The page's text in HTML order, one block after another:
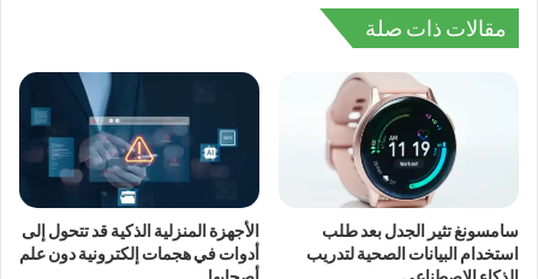
مقالات ذات صلة
سامسونغ تثير الجدل بعد طلب
استخدام البيانات الصحية لتدريب
الأجهزة المنزلية الذكية قد تتحول إلى
أدوات في هجمات إلكترونية دون علم